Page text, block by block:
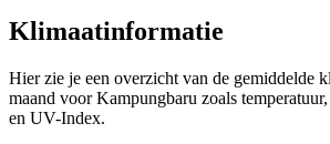
Klimaatinformatie
Hier zie je een overzicht van de gemiddelde
maand voor Kampungbaru zoals
en UV-Index.